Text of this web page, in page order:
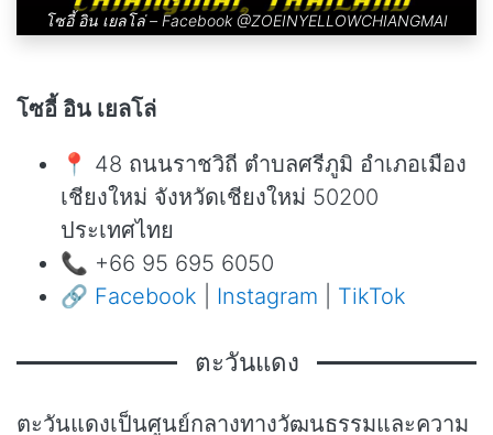
โซอี้ อิน เยลโล่ – Facebook @ZOEINYELLOWCHIANGMAI
โซอี้ อิน เยลโล่
📍 48 ถนนราชวิถี ตำบลศรีภูมิ อำเภอเมือง
เชียงใหม่ จังหวัดเชียงใหม่ 50200
ประเทศไทย
📞 +66 95 695 6050
🔗 Facebook Instagram TikTok
ตะวันแดง
ตะวันแดงเป็นศูนย์กลางทางวัฒนธรรมและความ